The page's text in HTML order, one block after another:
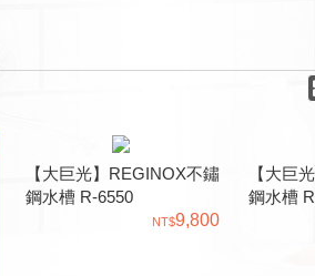
【大巨光】REGINOX不鏽
鋼水槽 R-6550
9,800
【大巨
鋼水槽